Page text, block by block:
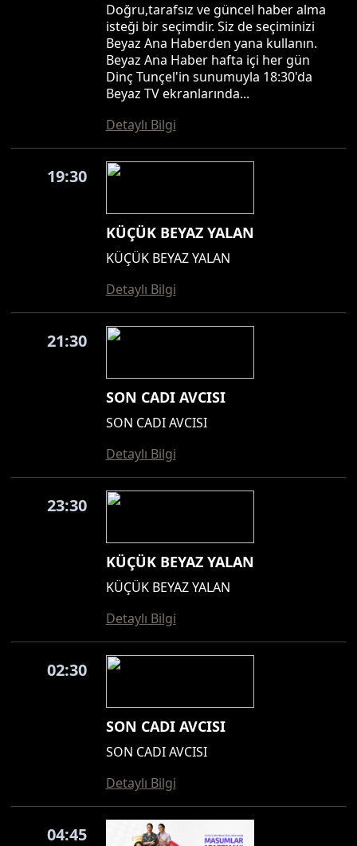
Doğru,tarafsız ve güncel haber alma
isteği bir seçimdir. Siz de seçiminizi
Beyaz Ana Haberden yana kullanın.
Beyaz Ana Haber hafta içi her gün
Dinç Tunçel'in sunumuyla 18:30'da
Beyaz TV ekranlarında...
Detaylı Bilgi
19:30
KÜÇÜK BEYAZ YALAN
KÜÇÜK BEYAZ YALAN
Detaylı Bilgi
21:30
SON CADI AVCISI
SON CADI AVCISI
Detaylı Bilgi
23:30
KÜÇÜK BEYAZ YALAN
KÜÇÜK BEYAZ YALAN
Detaylı Bilgi
02:30
SON CADI AVCISI
SON CADI AVCISI
Detaylı Bilgi
04:45